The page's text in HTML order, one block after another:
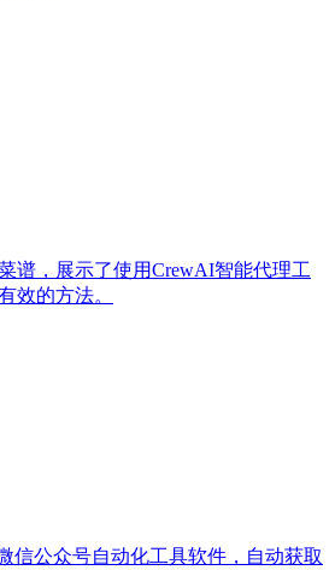
谱，展示了使用CrewAI智能代理工
效的方法。
信公众号自动化工具软件，自动获取